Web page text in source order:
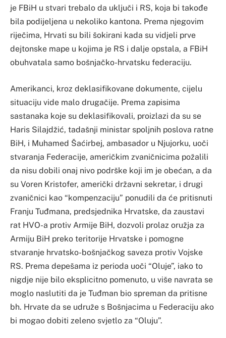
je FBiH u stvari trebalo da uključi i RS, koja bi takođe
bila podijeljena u nekoliko kantona. Prema njegovim
riječima, Hrvati su bili šokirani kada su vidjeli prve
dejtonske mape u kojima je RS i dalje opstala, a FBiH
obuhvatala samo bošnjačko-hrvatsku federaciju.
Amerikanci, kroz deklasifikovane dokumente, cijelu
situaciju vide malo drugačije. Prema zapisima
sastanaka koje su deklasifikovali, proizlazi da su se
Haris Silajdžić, tadašnji ministar spoljnih poslova ratne
BiH, i Muhamed Šaćirbej, ambasador u Njujorku, uoči
stvaranja Federacije, američkim zvaničnicima požalili
da nisu dobili onaj nivo podrške koji im je obećan, a da
su Voren Kristofer, američki državni sekretar, i drugi
zvaničnici kao “kompenzaciju” ponudili da će pritisnuti
Franju Tuđmana, predsjednika Hrvatske, da zaustavi
rat HVO-a protiv Armije BiH, dozvoli prolaz oružja za
Armiju BiH preko teritorije Hrvatske i pomogne
stvaranje hrvatsko-bošnjačkog saveza protiv Vojske
RS. Prema depešama iz perioda uoči “Oluje”, iako to
nigdje nije bilo eksplicitno pomenuto, u više navrata se
moglo naslutiti da je Tuđman bio spreman da pritisne
bh. Hrvate da se udruže s Bošnjacima u Federaciju ako
bi mogao dobiti zeleno svjetlo za “Oluju”.